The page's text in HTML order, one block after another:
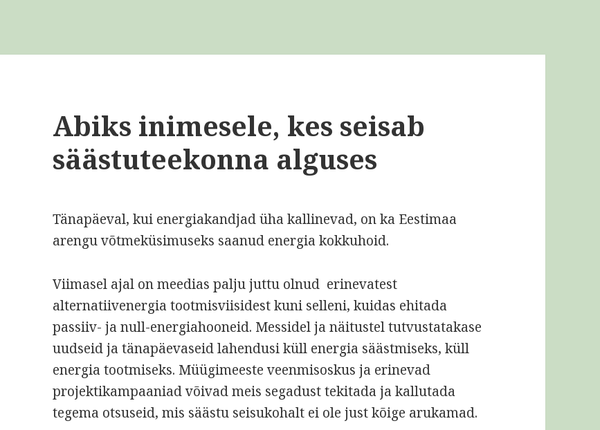
Abiks inimesele, kes seisab
säästuteekonna alguses
Tänapäeval, kui energiakandjad üha kallinevad, on ka Eestimaa
arengu võtmeküsimuseks saanud energia kokkuhoid.
Viimasel ajal on meedias palju juttu olnud erinevatest
alternatiivenergia tootmisviisidest kuni selleni, kuidas ehitada
passiiv- ja null-energiahooneid. Messidel ja näitustel tutvustatakase
uudseid ja tänapäevaseid lahendusi küll energia säästmiseks, küll
energia tootmiseks. Müügimeeste veenmisoskus ja erinevad
projektikampaaniad võivad meis segadust tekitada ja kallutada
tegema otsuseid, mis säästu seisukohalt ei ole just kõige arukamad.